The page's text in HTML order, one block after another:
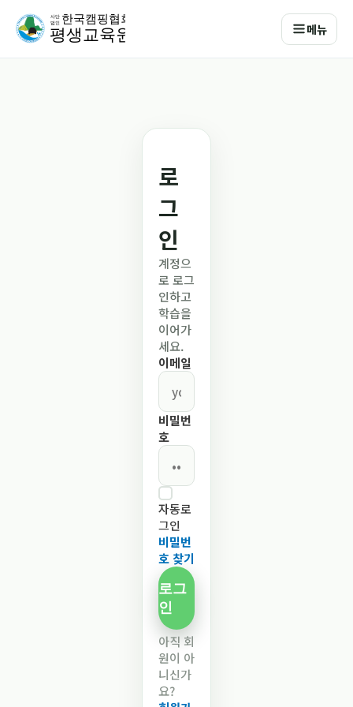
메뉴
로
그
인
계정으
로 로그
인하고
학습을
이어가
세요.
이메일
비밀번
호
자동로
그인
비밀번
호 찾기
로그
인
아직 회
원이 아
니신가
요?